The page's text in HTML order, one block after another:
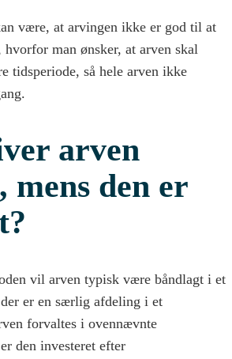
være, at arvingen ikke er god til at
hvorfor man ønsker, at arven skal
tidsperiode, så hele arven ikke
arven
mens den er
vil arven typisk være båndlagt i et
er en særlig afdeling i et
forvaltes i ovennævnte
den investeret efter